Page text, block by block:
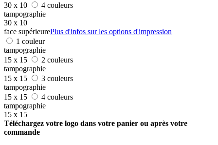
30 x 10
4 couleurs
tampographie
30 x 10
face supérieurePlus d'infos sur les options d'impression
1 couleur
tampographie
15 x 15
2 couleurs
tampographie
15 x 15
3 couleurs
tampographie
15 x 15
4 couleurs
tampographie
15 x 15
Téléchargez votre logo dans votre panier ou après votre
commande